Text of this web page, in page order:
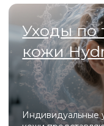
Heleo Pro Led